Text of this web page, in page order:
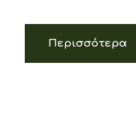
Περισσότερα